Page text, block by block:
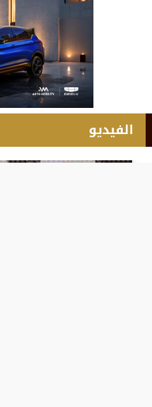
الفيديو